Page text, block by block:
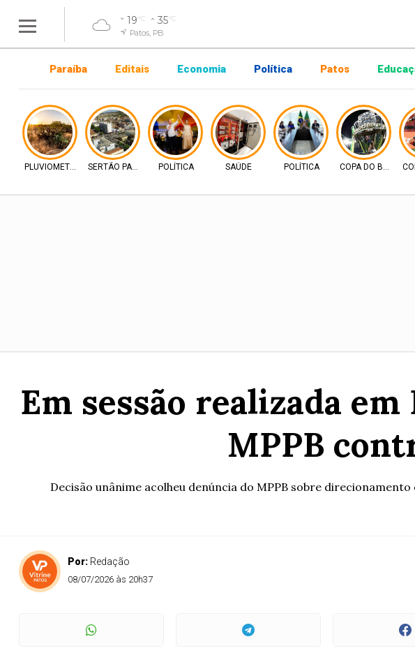
19°C 35°C
Patos, PB
Paraíba Editais Economia Política Patos
PLUVIOMETRIA SERTÃO PARAIBANOPOLÍTICA SAÚDE POLÍTICA COPA DO BRASIL
Em sessão realizada
MPPB
Decisão unânime acolheu denúncia do MPPB sobre
Por: Redação
08/07/2026 às 20h37